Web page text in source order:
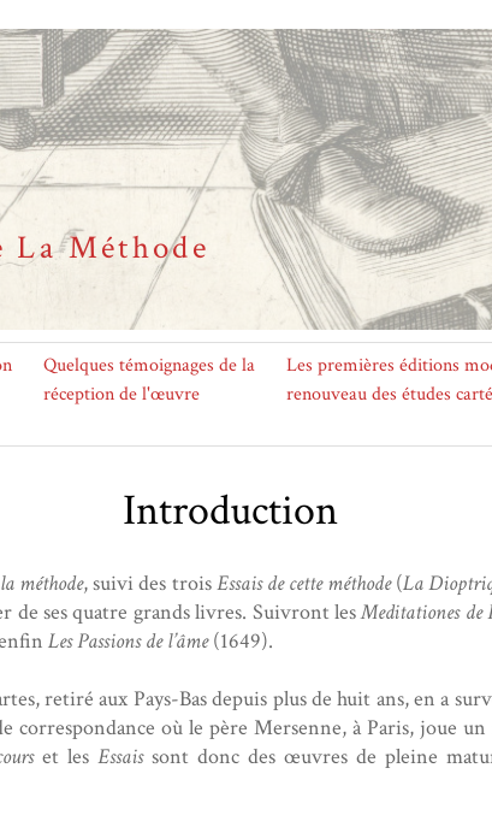
La Méthode
Quelques témoignages de la
réception de l'œuvre
Les premières éditions
renouveau des études
Introduction
méthode, suivi des troisEssais de cette méthode(La
de ses quatre grands livres. Suivront lesMeditationes
Les Passions de l’âme(1649).
retiré aux Pays-Bas depuis plus de huit ans, en a
correspondance où le père Mersenne, à Paris, joue
et les Essaissont donc des œuvres de pleine